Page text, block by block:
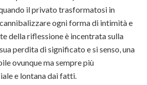
il privato trasformatosi in
ogni forma di intimità e
della riflessione è incentrata sulla
perdita di significato e si senso, una
ovunque ma sempre più
e lontana dai fatti.